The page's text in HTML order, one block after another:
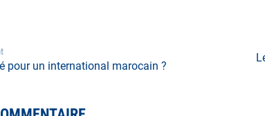
pour un international marocain ?